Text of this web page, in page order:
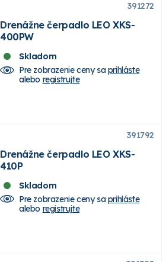
391272
Drenážne čerpadlo LEO XKS-
400PW
Skladom
Pre zobrazenie ceny saprihláste
alebo registrujte
391792
Drenážne čerpadlo LEO XKS-
410P
Skladom
Pre zobrazenie ceny saprihláste
alebo registrujte